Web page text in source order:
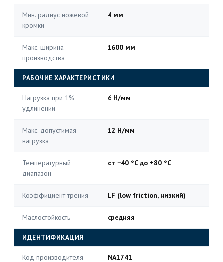
Мин. радиус ножевой
кромки
4 мм
Макс. ширина
производства
1600 мм
РАБОЧИЕ ХАРАКТЕРИСТИКИ
Нагрузка при 1%
удлинении
6 Н/мм
Макс. допустимая
нагрузка
12 Н/мм
Температурный
диапазон
от −40 °C до +80 °C
Коэффициент трения LF (low friction, низкий)
Маслостойкость средняя
ИДЕНТИФИКАЦИЯ
Код производителя NA1741